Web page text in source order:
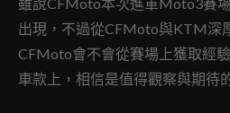
出現，不過從CFMoto與KTM深
CFMoto會不會從賽場上獲取經
車款上，相信是值得觀察與期待